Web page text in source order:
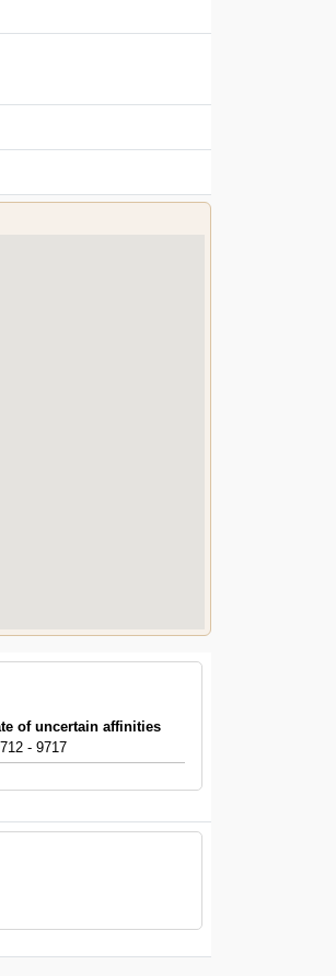
of uncertain affinities
- 9717